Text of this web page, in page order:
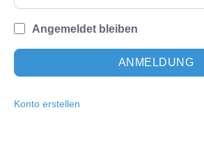
Angemeldet bleiben
ANMELDUNG
Konto erstellen